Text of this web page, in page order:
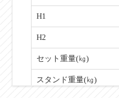
H1
H2
セット重量(㎏)
スタンド重量(㎏)